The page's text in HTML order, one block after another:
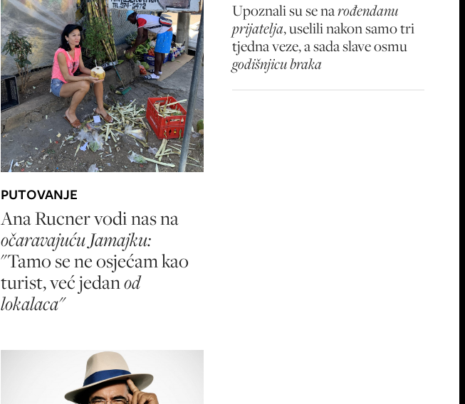
PUTOVANJE
Ana Rucnervodi nas na
očaravajuću Jamajku:
"Tamo se ne osjećam kao
turist, već jedanod
lokalaca"
Upoznali su se narođendanu
prijatelja, uselili nakon samo tri
tjedna veze, a sada slave osmu
godišnjicu braka